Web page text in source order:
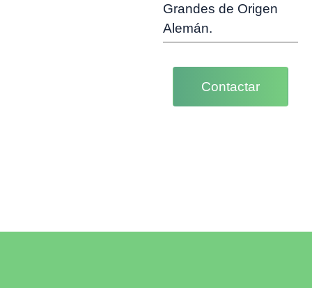
Grandes de Origen
Alemán.
Contactar